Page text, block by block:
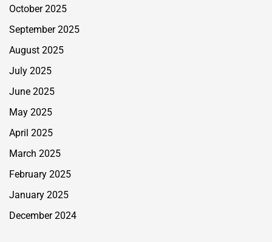
October 2025
September 2025
August 2025
July 2025
June 2025
May 2025
April 2025
March 2025
February 2025
January 2025
December 2024